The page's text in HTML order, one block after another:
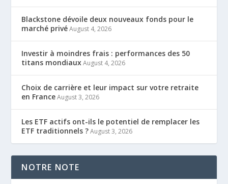
Blackstone dévoile deux nouveaux fonds pour le
marché privé August 4, 2026
Investir à moindres frais : performances des 50
titans mondiaux August 4, 2026
Choix de carrière et leur impact sur votre retraite
en France August 3, 2026
Les ETF actifs ont-ils le potentiel de remplacer les
ETF traditionnels ? August 3, 2026
NOTRE NOTE